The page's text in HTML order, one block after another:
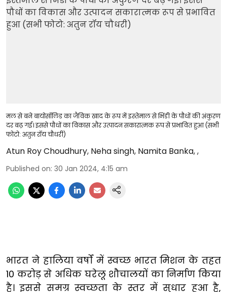
मल से बने बायोसॉलिड का जैविक खाद के रूप में इस्तेमाल से भिंडी के पौधों की अंकुरण
दर बढ़ गई। इससे पौधों का विकास और उत्पादन सकारात्मक रूप से प्रभावित हुआ (सभी
फोटो: अतुन रॉय चौधरी)
Atun Roy Choudhury, Neha singh, Namita Banka,,
Published on: 30 Jan 2024, 4:15 am
भारत ने हालिया वर्षों में स्वच्छ भारत मिशन के तहत
10 करोड़ से अधिक घरेलू शौचालयों का निर्माण किया
है। इससे समग्र स्वच्छता के स्तर में सुधार हुआ है,